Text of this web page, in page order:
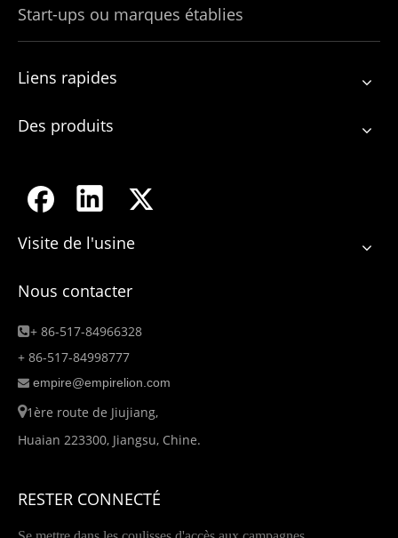
Start-ups ou marques établies
Liens rapides
Des produits
Visite de l'usine
Nous contacter
+ 86-517-84966328
+ 86-517-84998777
 empire@empirelion.com
1ère route de Jiujiang,
Huaian 223300, Jiangsu, Chine.
RESTER CONNECTÉ